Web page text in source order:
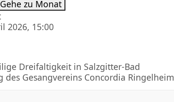
Gehe zu Monat
2026, 15:00
Dreifaltigkeit in Salzgitter-Bad
Gesangvereins Concordia Ringelheim